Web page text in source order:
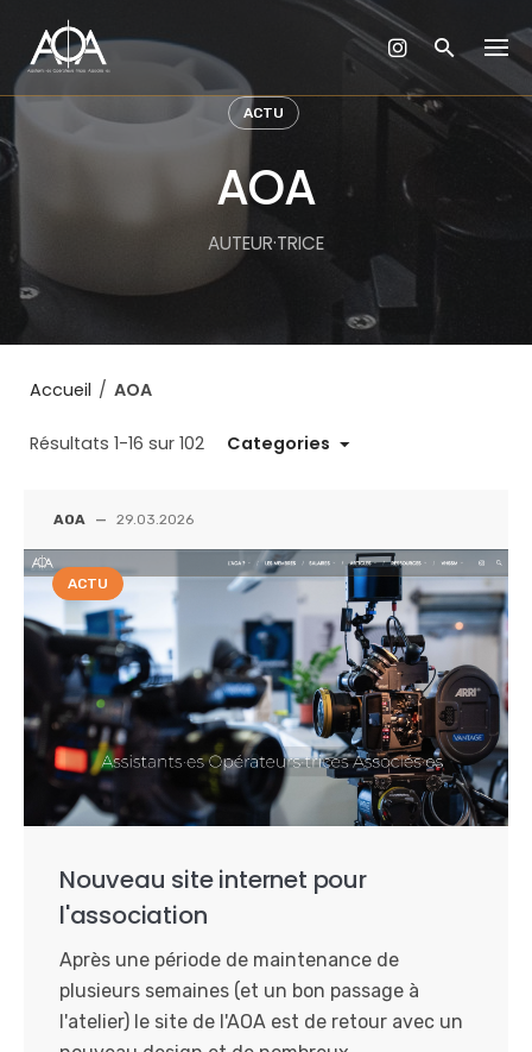
content
ACTU
AOA
AUTEUR·TRICE
Accueil / AOA
Résultats 1-16 sur 102 Categories
AOA — 29.03.2026
ACTU
Nouveau site internet pour
l'association
Après une période de maintenance de
plusieurs semaines (et un bon passage à
l'atelier) le site de l'AOA est de retour avec un